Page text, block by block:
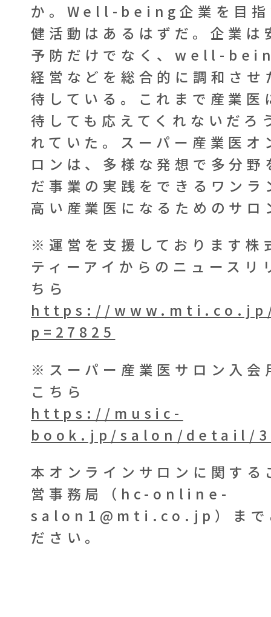
か。Well-being企業を目指
健活動はあるはずだ。企業は
予防だけでなく、well-
経営などを総合的に調和させ
待している。これまで産業医
待しても応えてくれないだろ
れていた。スーパー産業医オ
ロンは、多様な発想で多分野
だ事業の実践をできるワンラ
高い産業医になるためのサロ
※運営を支援しております株
ティーアイからのニュースリ
ちら
https://
p=27825
※スーパー産業医サロン入会
こちら
https://music-
book.jp/salon/detail/
本オンラインサロンに関する
営事務局（hc-online-
salon1@mti.co.jp）まで
ださい。